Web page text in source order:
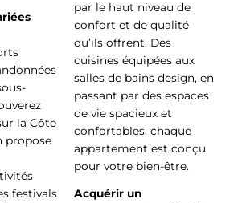
la Côte
propose
festivals
par le haut niveau de
confort et de qualité
qu’ils offrent. Des
cuisines équipées aux
salles de bains design, en
passant par des espaces
de vie spacieux et
confortables, chaque
appartement est conçu
pour votre bien-être.
Acquérir un